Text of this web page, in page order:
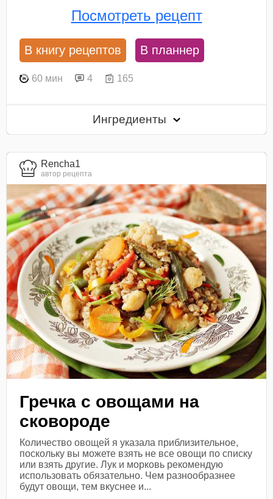
Посмотреть рецепт
В книгу рецептов В планнер
60 мин 4 165
Ингредиенты
Rencha1
автор рецепта
Гречка с овощами на
сковороде
Количество овощей я указала приблизительное,
поскольку вы можете взять не все овощи по списку
или взять другие. Лук и морковь рекомендую
использовать обязательно. Чем разнообразнее
будут овощи, тем вкуснее и...